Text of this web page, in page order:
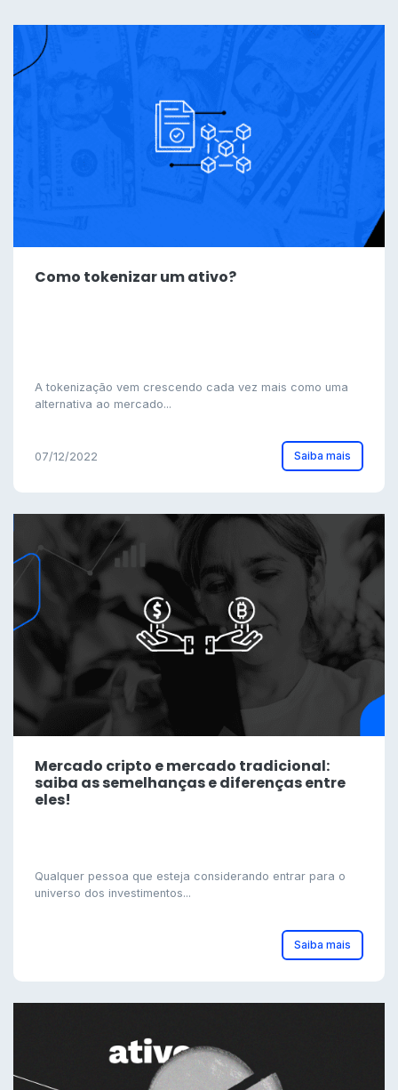
Como tokenizar um ativo?
A tokenização vem crescendo cada vez mais como uma
alternativa ao mercado...
07/12/2022 Saiba mais
Mercado cripto e mercado tradicional:
saiba as semelhanças e diferenças entre
eles!
Qualquer pessoa que esteja considerando entrar para o
universo dos investimentos...
Saiba mais